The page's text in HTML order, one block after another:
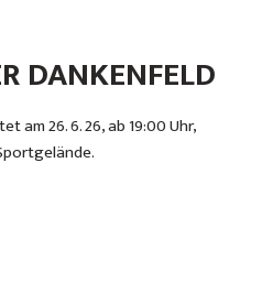
DANKENFELD
am 26. 6. 26, ab 19:00 Uhr,